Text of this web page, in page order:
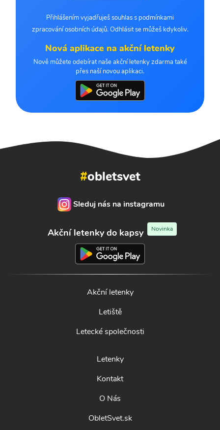
Přihlášením vyjadřuješ souhlas s podmínkami
zpracování osobních údajů. Odhlásit se můžeš kdykoliv.
Nová aplikace na akční letenky
Nově můžete odebírat naše akční letenky zdarma také
přes naší novou aplikaci.
#obletsvet
Sleduj nás na instagramu
Akční letenky do kapsy Novinka
Akční letenky
Letiště
Letecké společnosti
Letenky
Kontakt
O Nás
ObletSvet.sk